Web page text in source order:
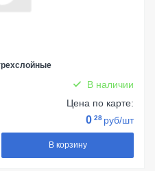
В наличии
Цена по карте:
0 28 руб/шт
В корзину